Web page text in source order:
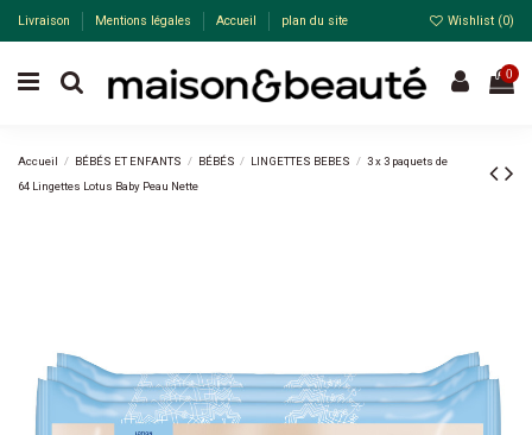
Livraison Mentions légales Accueil plan du site Wishlist (0)
0
Accueil BÉBÉS ET ENFANTS BÉBÉS LINGETTES BEBES
3 x 3 paquets de
64 Lingettes Lotus Baby Peau Nette